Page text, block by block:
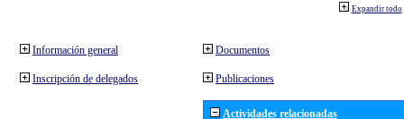
Expandir todo
Información general
Inscripción de delegados
Documentos
Publicaciones
Actividades relacionadas